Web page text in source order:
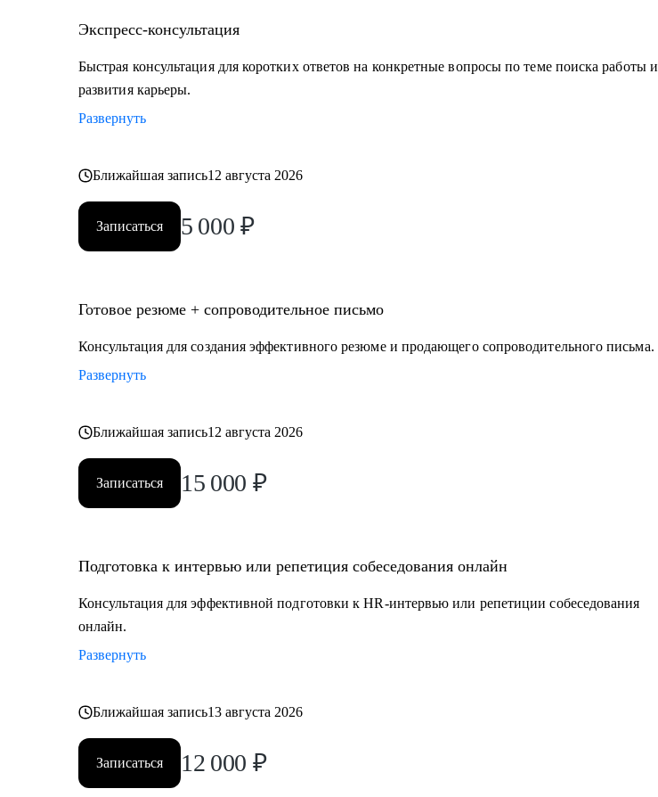
технологий, маркетинга, логистики, HR, юриспруденции.
траектории карьерного развития.
• Тем, кому необходимо оценить свои сильные и слабые стороны и выработать стратегию
карьерного развития, преодолеть "карьерный потолок", проработать "выгорание".
Экспресс-консультация
Быстрая консультация для коротких ответов на конкретные вопросы по теме поиска работы и
развития карьеры.
Развернуть
Ближайшая запись12 августа 2026
Записаться 5 000 ₽
Готовое резюме + сопроводительное письмо
Консультация для создания эффективного резюме и продающего сопроводительного письма.
Развернуть
Ближайшая запись12 августа 2026
Записаться 15 000 ₽
Подготовка к интервью или репетиция собеседования онлайн
Консультация для эффективной подготовки к HR-интервью или репетиции собеседования
онлайн.
Развернуть
Ближайшая запись13 августа 2026
Записаться 12 000 ₽